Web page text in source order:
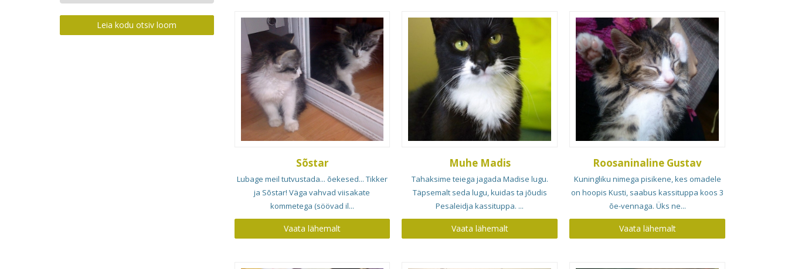
Sõstar
Lubage meil tutvustada... õekesed... Tikker
ja Sõstar! Väga vahvad viisakate
kommetega (söövad il...
Vaata lähemalt
Muhe Madis
Tahaksime teiega jagada Madise lugu.
Täpsemalt seda lugu, kuidas ta jõudis
Pesaleidja kassituppa. ...
Vaata lähemalt
Roosaninaline Gustav
Kuningliku nimega pisikene, kes omadele
on hoopis Kusti, saabus kassituppa koos 3
õe-vennaga. Üks ne...
Vaata lähemalt